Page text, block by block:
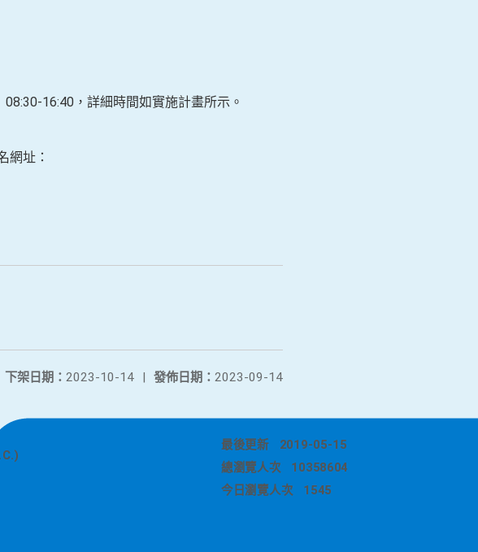
16:40，詳細時間如實施計畫所示。
網址：
發佈日期： 2023-09-14
下架日期： 2023-10-14 |
最後更新
2019-05-15
總瀏覽人次
10358604
今日瀏覽人次
1545